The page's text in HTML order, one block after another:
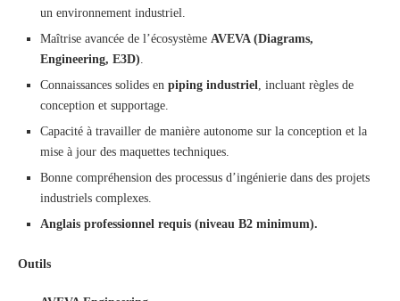
un environnement industriel.
Maîtrise avancée de l’écosystème AVEVA (Diagrams,
Engineering, E3D).
Connaissances solides en piping industriel, incluant règles de
conception et supportage.
Capacité à travailler de manière autonome sur la conception et la
mise à jour des maquettes techniques.
Bonne compréhension des processus d’ingénierie dans des projets
industriels complexes.
Anglais professionnel requis (niveau B2 minimum).
Outils